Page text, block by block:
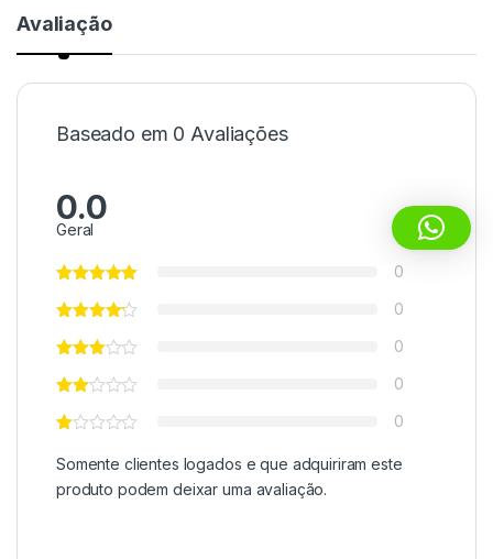
Avaliação
Baseado em 0 Avaliações
0.0
Geral
0
0
0
0
0
Somente clientes logados e que adquiriram este
produto podem deixar uma avaliação.